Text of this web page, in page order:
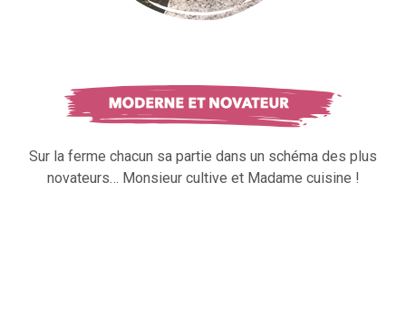
Sur la ferme chacun sa partie dans un schéma des plus
novateurs… Monsieur cultive et Madame cuisine !